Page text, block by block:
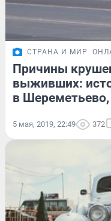
СТРАНА И МИР
Причины
выживших:
в Шереметьево,
5 мая, 2019, 22:49 372